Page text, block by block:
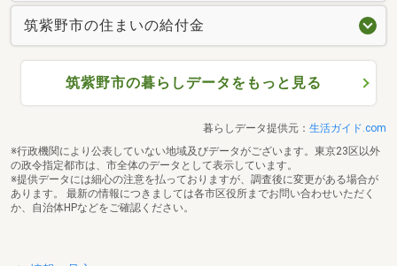
筑紫野市の住まいの給付金
筑紫野市の暮らしデータをもっと見る
暮らしデータ提供元： 生活ガイド.com
※行政機関により公表していない地域及びデータがございます。東京23区以外
の政令指定都市は、市全体のデータとして表示しています。
※提供データには細心の注意を払っておりますが、調査後に変更がある場合が
あります。 最新の情報につきましては各市区役所までお問い合わせいただく
か、自治体HPなどをご確認ください。